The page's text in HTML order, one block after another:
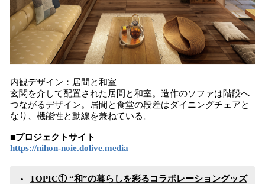
内観デザイン：居間と和室
玄関を介して配置された居間と和室。造作のソファは階段へ
つながるデザイン。居間と食堂の段差はダイニングチェアと
なり、機能性と動線を兼ねている。
■プロジェクトサイト
https://nihon-noie.dolive.media
TOPIC① “和”の暮らしを彩るコラボレーショングッズ